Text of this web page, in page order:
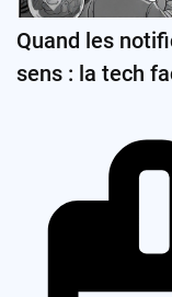
Quand les
sens : la tech